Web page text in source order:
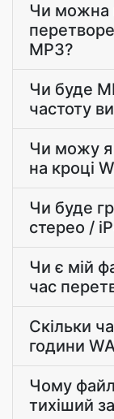
Чи можна
MP3?
Чи буде
частоту
Чи можу я
на кроці
Чи буде
стерео /
Чи є мій
час
Скільки
години
Чому
тихіший